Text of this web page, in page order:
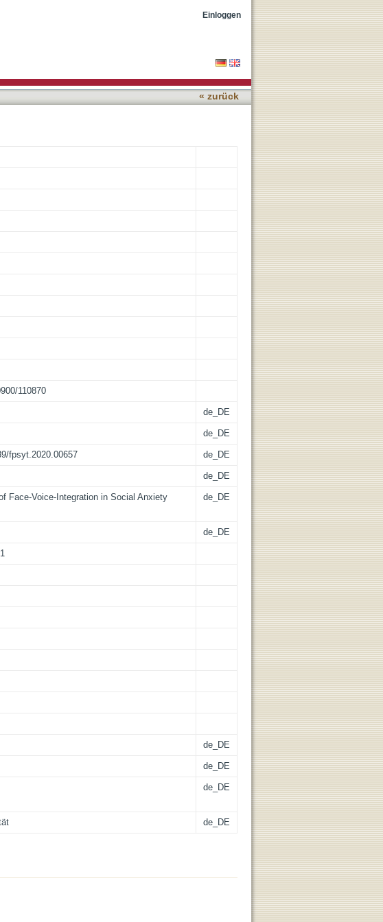
Einloggen
« zurück
110870
de_DE
de_DE
fpsyt.2020.00657 de_DE
de_DE
Face-Voice-Integration in Social Anxiety
de_DE
de_DE
de_DE
de_DE
de_DE
de_DE